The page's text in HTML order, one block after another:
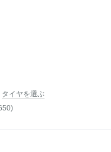
タイヤを選ぶ